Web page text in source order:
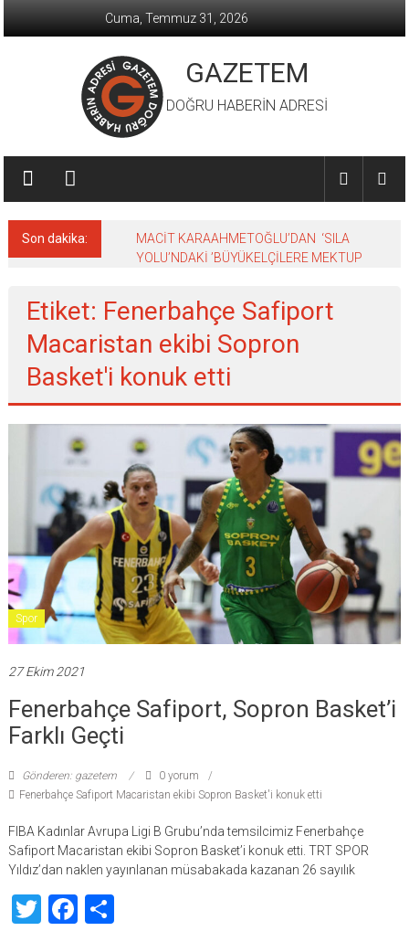
Cuma, Temmuz 31, 2026
GAZETEM
DOĞRU HABERİN ADRESİ
Son dakika:
MACİT KARAAHMETOĞLU’DAN ‘SILA
YOLU’NDAKİ ’BÜYÜKELÇİLERE MEKTUP
Etiket: Fenerbahçe Safiport
Macaristan ekibi Sopron
Basket'i konuk etti
Spor
27 Ekim 2021
Fenerbahçe Safiport, Sopron Basket’i
Farklı Geçti
Gönderen: gazetem
0 yorum
Fenerbahçe Safiport Macaristan ekibi Sopron Basket'i konuk etti
FIBA Kadınlar Avrupa Ligi B Grubu’nda temsilcimiz Fenerbahçe
Safiport Macaristan ekibi Sopron Basket’i konuk etti. TRT SPOR
Yıldız’dan naklen yayınlanan müsabakada kazanan 26 sayılık
TwitterFacebook
Share